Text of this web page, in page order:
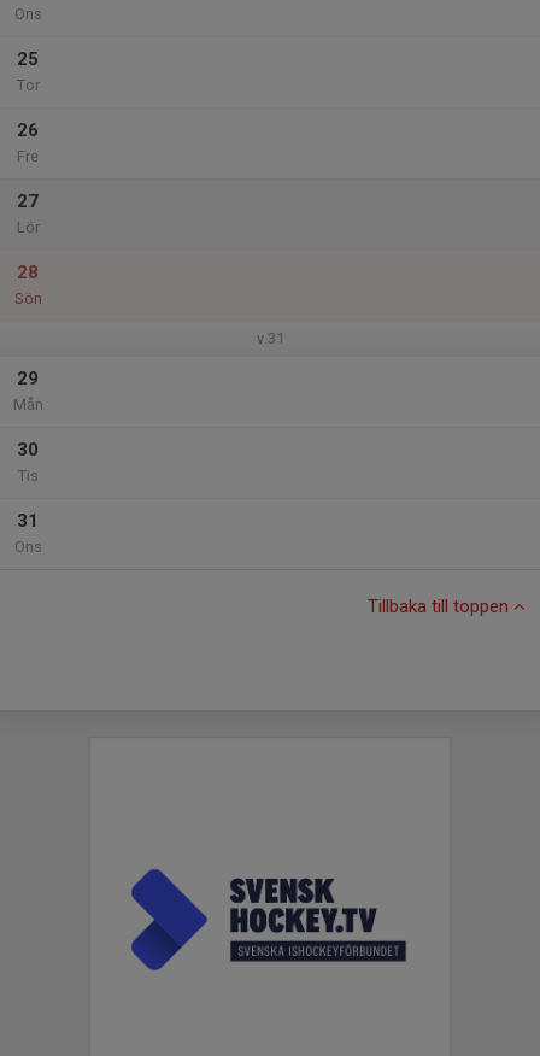
Ons
25
Tor
26
Fre
27
Lör
28
Sön
v.31
29
Mån
30
Tis
31
Ons
Tillbaka till toppen